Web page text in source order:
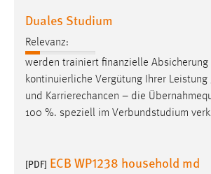
Duales Studium
Relevanz:
werden trainiert finanzielle Absicherung
kontinuierliche Vergütung Ihrer Leistung
und Karrierechancen – die
100 %. speziell im Verbundstudium
[PDF] ECB WP1238 household md
24 Stunden
STATISTIK
Statistik Cookies erfassen
Diese Informationen helfen uns zu
Matomo